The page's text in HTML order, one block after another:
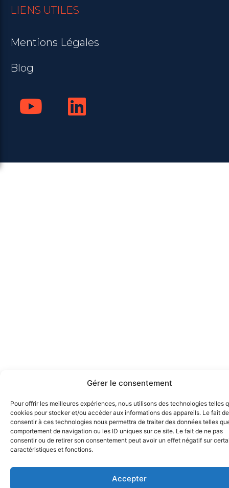
Gérer le consentement
Pour offrir les meilleures expériences, nous utilisons des technologies telles
cookies pour stocker et/ou accéder aux informations des appareils. Le fait de
consentir à ces technologies nous permettra de traiter des données telles
comportement de navigation ou les ID uniques sur ce site. Le fait de ne pas
consentir ou de retirer son consentement peut avoir un effet négatif sur
caractéristiques et fonctions.
Accepter
LIENS UTILES
Mentions Légales
Blog